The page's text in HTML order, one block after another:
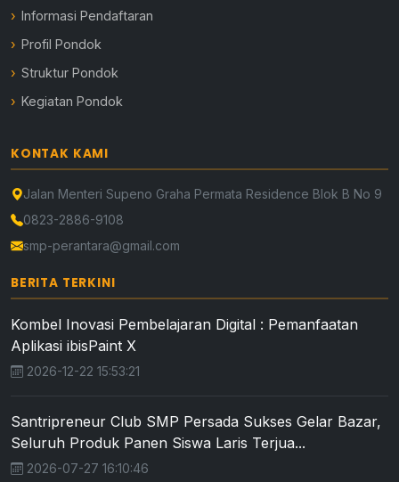
Informasi Pendaftaran
Profil Pondok
Struktur Pondok
Kegiatan Pondok
KONTAK KAMI
Jalan Menteri Supeno Graha Permata Residence Blok B No 9
0823-2886-9108
smp-perantara@gmail.com
BERITA TERKINI
Kombel Inovasi Pembelajaran Digital : Pemanfaatan
Aplikasi ibisPaint X
2026-12-22 15:53:21
Santripreneur Club SMP Persada Sukses Gelar Bazar,
Seluruh Produk Panen Siswa Laris Terjua...
2026-07-27 16:10:46